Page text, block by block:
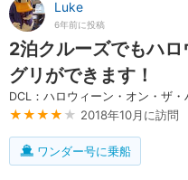
Luke
6年前に投稿
2泊クルーズでもハ
グリができます！
DCL：ハロウィーン・オン・ザ
★★★★ ★ 2018年10月に訪問
ワンダー号に乗船